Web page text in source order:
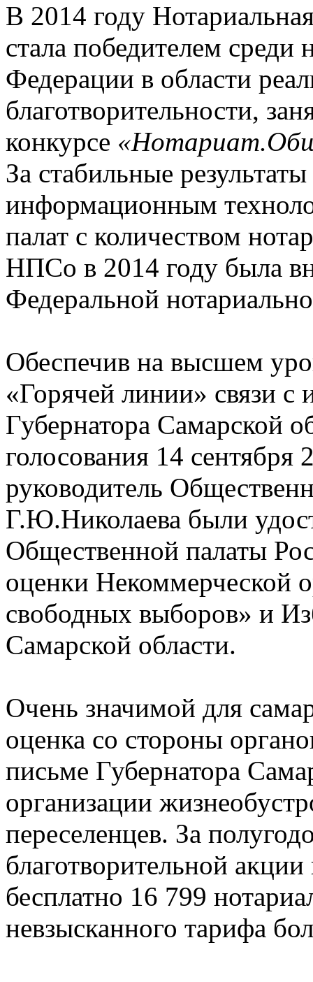
В 2014 году
стала победителем среди
Федерации в области
благотворительности,
конкурсе
За стабильные
информационным
палат с количеством
НПСо в 2014 году была
Федеральной
Обеспечив на высшем
«Горячей линии» связи с
Губернатора Самарской
голосования 14
руководитель
Г.Ю.Николаева были
Общественной палаты
оценки Некоммерческой
свободных выборов» и
Самарской области.
Очень значимой для
оценка со стороны
письме Губернатора
организации
переселенцев. За
благотворительной
бесплатно 16 799
невзысканного тарифа